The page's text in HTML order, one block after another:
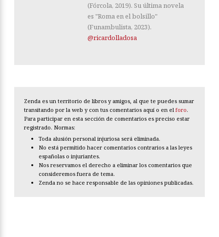
(Fórcola, 2019). Su última novela
es "Roma en el bolsillo"
(Funambulista, 2023).
@ricardolladosa
Zenda es un territorio de libros y amigos, al que te puedes sumar
transitando por la web y con tus comentarios aquí o en el foro.
Para participar en esta sección de comentarios es preciso estar
registrado. Normas:
Toda alusión personal injuriosa será eliminada.
No está permitido hacer comentarios contrarios a las leyes
españolas o injuriantes.
Nos reservamos el derecho a eliminar los comentarios que
consideremos fuera de tema.
Zenda no se hace responsable de las opiniones publicadas.